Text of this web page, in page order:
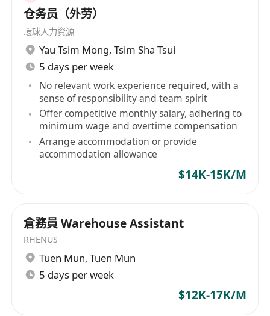
仓务员（外劳）
環球人力資源
Yau Tsim Mong, Tsim Sha Tsui
5 days per week
No relevant work experience required, with a
sense of responsibility and team spirit
Offer competitive monthly salary, adhering to
minimum wage and overtime compensation
Arrange accommodation or provide
accommodation allowance
$14K-15K/M
倉務員 Warehouse Assistant
RHENUS
Tuen Mun, Tuen Mun
5 days per week
$12K-17K/M